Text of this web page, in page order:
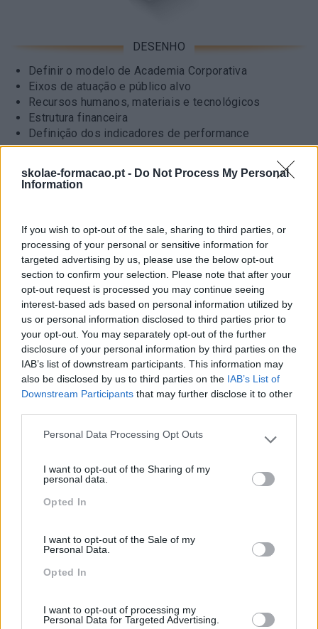
skolae-formacao.pt - Do Not Process My Personal
Information
If you wish to opt-out of the sale, sharing to third parties, or
processing of your personal or sensitive information for
targeted advertising by us, please use the below opt-out
section to confirm your selection. Please note that after your
opt-out request is processed you may continue seeing
interest-based ads based on personal information utilized by
us or personal information disclosed to third parties prior to
your opt-out. You may separately opt-out of the further
disclosure of your personal information by third parties on the
IAB’s list of downstream participants. This information may
also be disclosed by us to third parties on the IAB’s List of
Downstream Participants that may further disclose it to other
Please note that this website/app uses one or more Google
not limited to your visit or usage behaviour. You may click to
grant or deny consent to Google and its third-party tags to
use your data for below specified purposes in below Google
Personal Data Processing Opt Outs
I want to opt-out of the Sharing of my
personal data.
Opted In
I want to opt-out of the Sale of my
Personal Data.
Opted In
I want to opt-out of processing my
Personal Data for Targeted Advertising.
DESENHO
Definir o modelo de Academia Corporativa
Eixos de atuação e público alvo
Recursos humanos, materiais e tecnológicos
Estrutura financeira
Definição dos indicadores de performance
CONSTRUÇÃO
Currículos de aprendizagem customizados que se
tornam propriedade do cliente
Definição de competências essenciais
Treino de formadores internos do cliente
GESTÃO E OPERACIONALIZAÇÃO
Comunicação interna da AC
Monitorizar a performance
Processos de melhoria contínua